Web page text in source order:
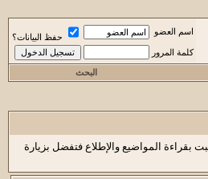
اسم العضو
حفظ البيانات؟
كلمة المرور
البحث
بقراءة المواضيع والإطلاع فتفضل بزيارة